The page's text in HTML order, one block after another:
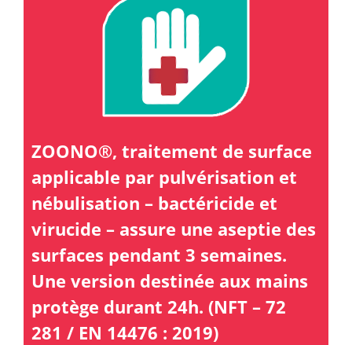
ZOONO®, traitement de surface
applicable par pulvérisation et
nébulisation – bactéricide et
virucide – assure une aseptie des
surfaces pendant 3 semaines.
Une version destinée aux mains
protège durant 24h. (NFT – 72
281 / EN 14476 : 2019)